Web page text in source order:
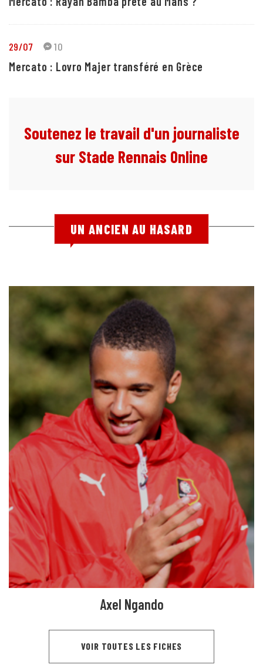
29/07 10
Mercato : Lovro Majer transféré en Grèce
Soutenez le travail d'un journaliste
sur Stade Rennais Online
UN ANCIEN AU HASARD
Axel Ngando
VOIR TOUTES LES FICHES